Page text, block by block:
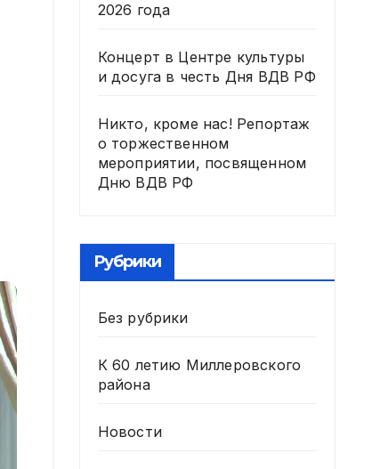
2026 года
Концерт в Центре культуры
и досуга в честь Дня ВДВ РФ
Никто, кроме нас! Репортаж
о торжественном
мероприятии, посвященном
Дню ВДВ РФ
Рубрики
Без рубрики
К 60 летию Миллеровского
района
Новости